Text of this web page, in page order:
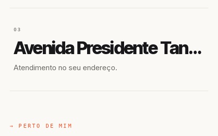
03
Avenida Presidente Tancredo Neves
Atendimento no seu endereço.
→ PERTO DE MIM